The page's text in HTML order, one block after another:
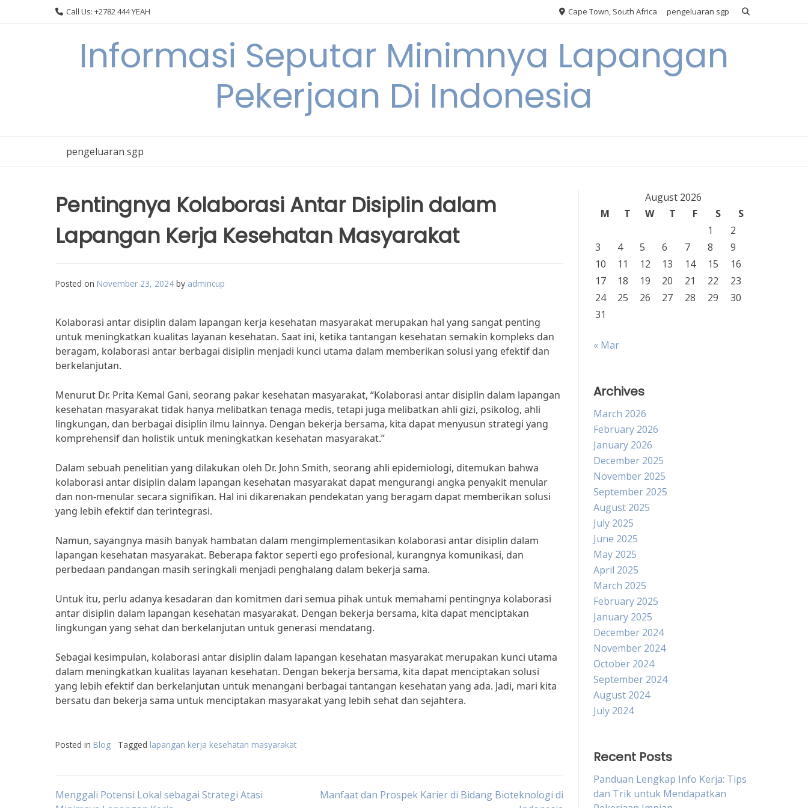
Call Us: +2782 444 YEAH Cape Town, South Africa pengeluaran sgp
Informasi Seputar Minimnya Lapangan
Pekerjaan Di Indonesia
pengeluaran sgp
Pentingnya Kolaborasi Antar Disiplin dalam
Lapangan Kerja Kesehatan Masyarakat
Posted on November 23, 2024 by admincup
Kolaborasi antar disiplin dalam lapangan kerja kesehatan masyarakat merupakan hal yang sangat penting
untuk meningkatkan kualitas layanan kesehatan. Saat ini, ketika tantangan kesehatan semakin kompleks dan
beragam, kolaborasi antar berbagai disiplin menjadi kunci utama dalam memberikan solusi yang efektif dan
berkelanjutan.
Menurut Dr. Prita Kemal Gani, seorang pakar kesehatan masyarakat, “Kolaborasi antar disiplin dalam lapangan
kesehatan masyarakat tidak hanya melibatkan tenaga medis, tetapi juga melibatkan ahli gizi, psikolog, ahli
lingkungan, dan berbagai disiplin ilmu lainnya. Dengan bekerja bersama, kita dapat menyusun strategi yang
komprehensif dan holistik untuk meningkatkan kesehatan masyarakat.”
Dalam sebuah penelitian yang dilakukan oleh Dr. John Smith, seorang ahli epidemiologi, ditemukan bahwa
kolaborasi antar disiplin dalam lapangan kesehatan masyarakat dapat mengurangi angka penyakit menular
dan non-menular secara signifikan. Hal ini dikarenakan pendekatan yang beragam dapat memberikan solusi
yang lebih efektif dan terintegrasi.
Namun, sayangnya masih banyak hambatan dalam mengimplementasikan kolaborasi antar disiplin dalam
lapangan kesehatan masyarakat. Beberapa faktor seperti ego profesional, kurangnya komunikasi, dan
perbedaan pandangan masih seringkali menjadi penghalang dalam bekerja sama.
Untuk itu, perlu adanya kesadaran dan komitmen dari semua pihak untuk memahami pentingnya kolaborasi
antar disiplin dalam lapangan kesehatan masyarakat. Dengan bekerja bersama, kita dapat menciptakan
lingkungan yang sehat dan berkelanjutan untuk generasi mendatang.
Sebagai kesimpulan, kolaborasi antar disiplin dalam lapangan kesehatan masyarakat merupakan kunci utama
dalam meningkatkan kualitas layanan kesehatan. Dengan bekerja bersama, kita dapat menciptakan solusi
yang lebih efektif dan berkelanjutan untuk menangani berbagai tantangan kesehatan yang ada. Jadi, mari kita
bersatu dan bekerja sama untuk menciptakan masyarakat yang lebih sehat dan sejahtera.
Posted in Blog Tagged lapangan kerja kesehatan masyarakat
Post
Menggali Potensi Lokal sebagai Strategi Atasi
Manfaat dan Prospek Karier di Bidang Bioteknologi di
August 2026
M
T W T F S
S
1
2
3
4 5 6 7 8
9
10
11 12 13 14 15
16
17
18 19 20 21 22
23
24
25 26 27 28 29
30
31
« Mar
Archives
March 2026
February 2026
January 2026
December 2025
November 2025
September 2025
August 2025
July 2025
June 2025
May 2025
April 2025
March 2025
February 2025
January 2025
December 2024
November 2024
October 2024
September 2024
August 2024
July 2024
Recent Posts
Panduan Lengkap Info Kerja: Tips
dan Trik untuk Mendapatkan